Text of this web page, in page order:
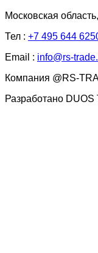
Московская
Тел : +7 495 644
Email : info@rs-
Компания @RS-
Разработано DUOS